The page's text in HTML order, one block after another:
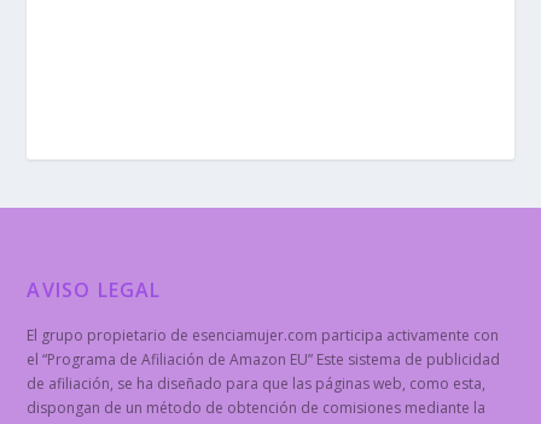
AVISO LEGAL
El grupo propietario de esenciamujer.com participa activamente con
el “Programa de Afiliación de Amazon EU” Este sistema de publicidad
de afiliación, se ha diseñado para que las páginas web, como esta,
dispongan de un método de obtención de comisiones mediante la